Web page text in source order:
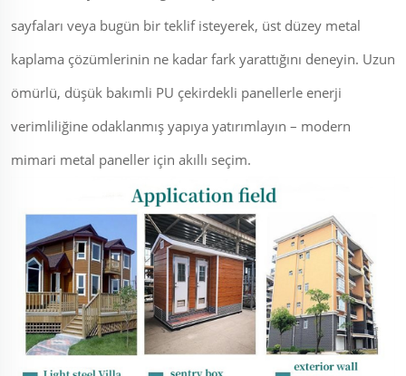
sayfaları veya bugün bir teklif isteyerek, üst düzey metal
kaplama çözümlerinin ne kadar fark yarattığını deneyin. Uzun
ömürlü, düşük bakımli PU çekirdekli panellerle enerji
verimliliğine odaklanmış yapıya yatırımlayın – modern
mimari metal paneller için akıllı seçim.